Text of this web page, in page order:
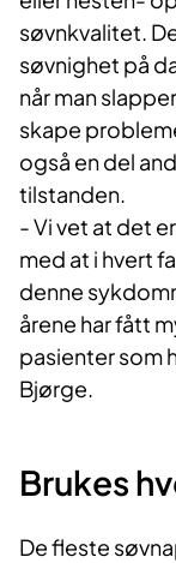
søvnkvalitet.
søvnighet på
når man
skape
også en del
tilstanden.
- Vi vet at det
med at i hvert
denne
årene har fått
pasienter som
Bjørge.
Brukes
De fleste